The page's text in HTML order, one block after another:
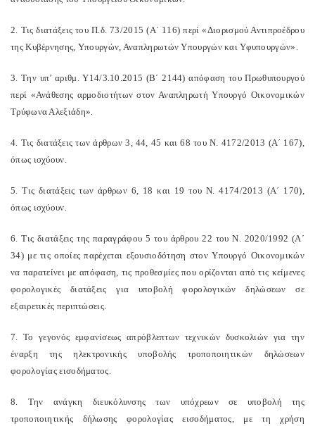
2. Τις διατάξεις του Π.δ. 73/2015 (Α΄ 116) περί «Διορισμού Αντιπροέδρου
της Κυβέρνησης, Υπουργών, Αναπληρωτών Υπουργών και Υφυπουργών».
3. Την υπ’ αριθμ. Υ14/3.10.2015 (Β΄ 2144) απόφαση του Πρωθυπουργού
περί «Ανάθεσης αρμοδιοτήτων στον Αναπληρωτή Υπουργό Οικονομικών
Τρύφωνα Αλεξιάδη».
4. Τις διατάξεις των άρθρων 3, 44, 45 και 68 του Ν. 4172/2013 (Α΄ 167),
όπως ισχύουν.
5. Τις διατάξεις των άρθρων 6, 18 και 19 του Ν. 4174/2013 (Α΄ 170),
όπως ισχύουν.
6. Τις διατάξεις της παραγράφου 5 του άρθρου 22 του Ν. 2020/1992 (Α΄
34) με τις οποίες παρέχεται εξουσιοδότηση στον Υπουργό Οικονομικών
να παρατείνει με απόφαση, τις προθεσμίες που ορίζονται από τις κείμενες
φορολογικές διατάξεις για υποβολή φορολογικών δηλώσεων σε
εξαιρετικές περιπτώσεις.
7. Το γεγονός εμφανίσεως απρόβλεπτων τεχνικών δυσκολιών για την
έναρξη της ηλεκτρονικής υποβολής τροποποιητικών δηλώσεων
φορολογίας εισοδήματος.
8. Την ανάγκη διευκόλυνσης των υπόχρεων σε υποβολή της
τροποποιητικής δήλωσης φορολογίας εισοδήματος, με τη χρήση